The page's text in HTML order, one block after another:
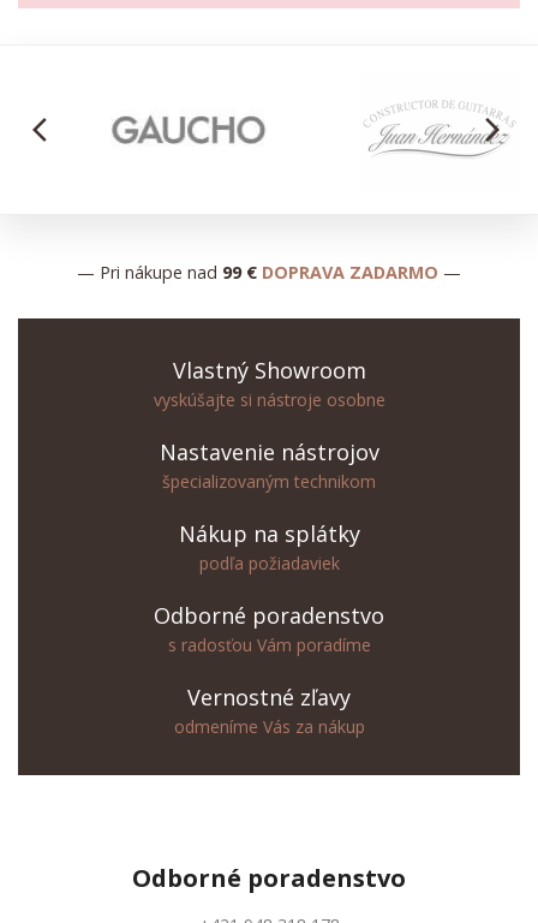
arrow_back_ios arrow_forward_ios
— Pri nákupe nad 99 € DOPRAVA ZADARMO —
Vlastný Showroom
vyskúšajte si nástroje osobne
Nastavenie nástrojov
špecializovaným technikom
Nákup na splátky
podľa požiadaviek
Odborné poradenstvo
s radosťou Vám poradíme
Vernostné zľavy
odmeníme Vás za nákup
Odborné poradenstvo